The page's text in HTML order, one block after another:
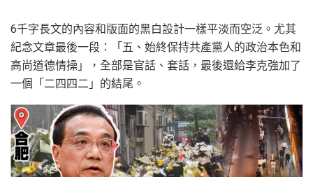
6千字長文的內容和版面的黑白設計一樣平淡而空泛。尤其
紀念文章最後一段：「五、始終保持共產黨人的政治本色和
高尚道德情操」，全部是官話、套話，最後還給李克強加了
一個「二四四二」的結尾。